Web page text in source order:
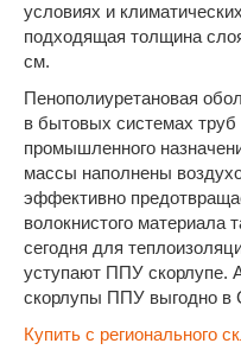
условиях и
подходящая толщина
см.
Пенополиуретановая
в бытовых системах
промышленного
массы наполнены
эффективно
волокнистого материала
сегодня для
уступают ППУ скорлупе.
скорлупы ППУ выгодно в
Купить с регионального